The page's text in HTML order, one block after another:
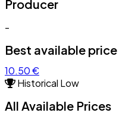
Producer
-
Best available price
10.50 €
Historical Low
All Available Prices